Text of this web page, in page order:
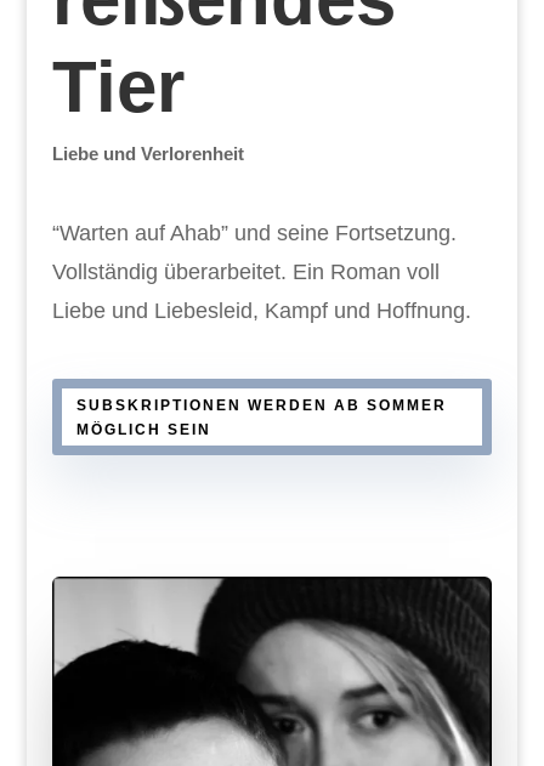
Tier
Liebe und Verlorenheit
“Warten auf Ahab” und seine Fortsetzung.
Vollständig überarbeitet. Ein Roman voll
Liebe und Liebesleid, Kampf und Hoffnung.
SUBSKRIPTIONEN WERDEN AB SOMMER
MÖGLICH SEIN